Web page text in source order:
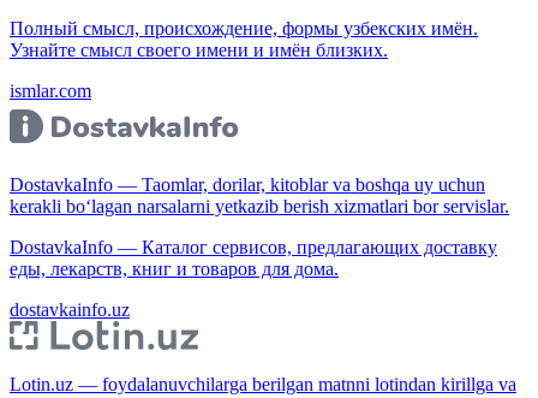
Полный смысл, происхождение, формы узбекских имён.
Узнайте смысл своего имени и имён близких.
ismlar.com
DostavkaInfo — Taomlar, dorilar, kitoblar va boshqa uy uchun
kerakli bo‘lagan narsalarni yetkazib berish xizmatlari bor servislar.
DostavkaInfo — Каталог сервисов, предлагающих доставку
еды, лекарств, книг и товаров для дома.
dostavkainfo.uz
Lotin.uz — foydalanuvchilarga berilgan matnni lotindan kirillga va